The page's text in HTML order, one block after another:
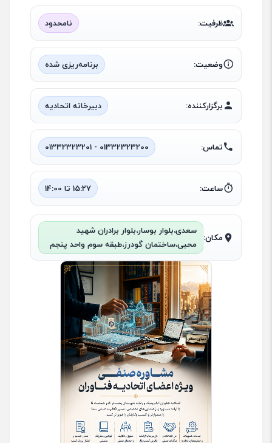
ظرفیت: نامحدود
وضعیت: برنامه‌ریزی شده
برگزارکننده: دبیرخانه اتحادیه
تماس: 01332323200 - 01332323201
ساعت: 15:27 تا 14:00
مکان:
سعدی،بلوار بوسار،بلوار برادران شهید
محبی،ساختمان گودرز،طبقه سوم واحد پنجم